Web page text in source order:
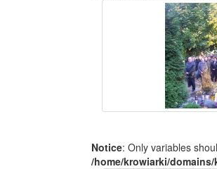
Notice: Only variables
/home/krowiarki/